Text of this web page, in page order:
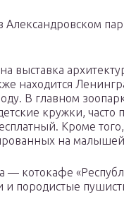
Александровском
выставка
находится
В главном
кружки, часто
Кроме
на
— котокафе
породистые